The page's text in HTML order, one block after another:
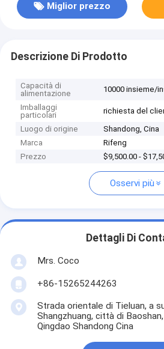
Miglior prezzo
Descrizione Di Prodotto
Capacità di
alimentazione
10000 insieme/
Imballaggi
particolari
richiesta del
Luogo di origine
Shandong, Cina
Marca
Rifeng
Prezzo
$9,500.00 -
Osservi più
Dettagli Di
Mrs. Coco
+86-15265244263
Strada orientale di Tieluan, a
Shangzhuang, città di
Qingdao Shandong Cina